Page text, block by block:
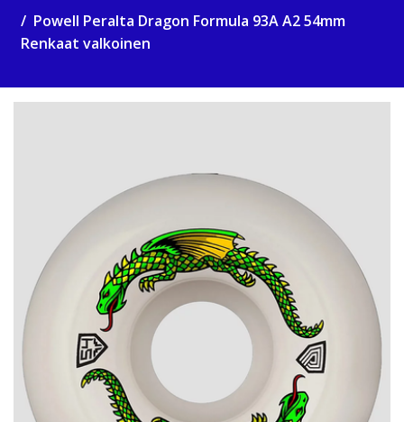
Powell Peralta Dragon Formula 93A A2 54mm
Renkaat valkoinen